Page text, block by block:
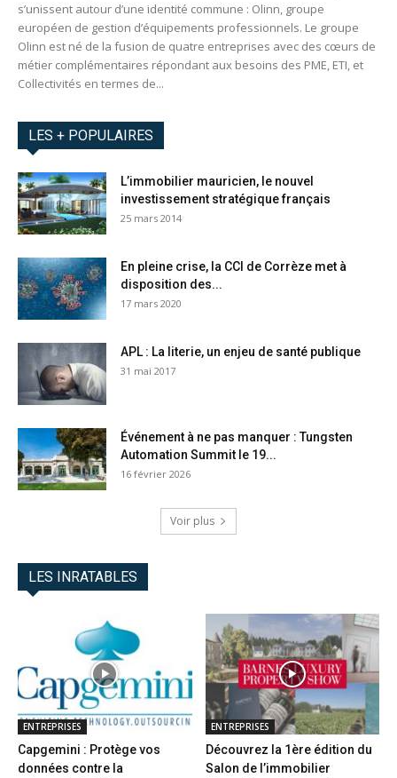
s’unissent autour d’une identité commune : Olinn, groupe
européen de gestion d’équipements professionnels. Le groupe
Olinn est né de la fusion de quatre entreprises avec des cœurs de
métier complémentaires répondant aux besoins des PME, ETI, et
Collectivités en termes de...
LES + POPULAIRES
L’immobilier mauricien, le nouvel
investissement stratégique français
25 mars 2014
En pleine crise, la CCI de Corrèze met à
disposition des...
17 mars 2020
APL : La literie, un enjeu de santé publique
31 mai 2017
Événement à ne pas manquer : Tungsten
Automation Summit le 19...
16 février 2026
Voir plus
LES INRATABLES
ENTREPRISES
Capgemini : Protège vos
données contre la
ENTREPRISES
Découvrez la 1ère édition du
Salon de l’immobilier